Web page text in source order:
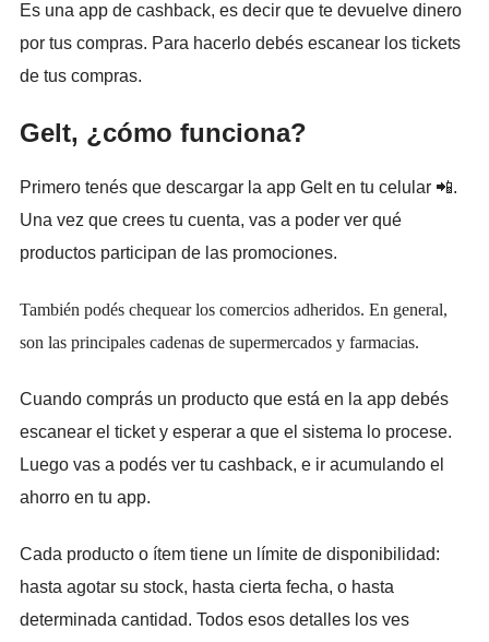
Es una app de cashback, es decir que te devuelve dinero
por tus compras. Para hacerlo debés escanear los tickets
de tus compras.
Gelt, ¿cómo funciona?
Primero tenés que descargar la app Gelt en tu celular 📲.
Una vez que crees tu cuenta, vas a poder ver qué
productos participan de las promociones.
También podés chequear los comercios adheridos. En general,
son las principales cadenas de supermercados y farmacias.
Cuando comprás un producto que está en la app debés
escanear el ticket y esperar a que el sistema lo procese.
Luego vas a podés ver tu cashback, e ir acumulando el
ahorro en tu app.
Cada producto o ítem tiene un límite de disponibilidad:
hasta agotar su stock, hasta cierta fecha, o hasta
determinada cantidad. Todos esos detalles los ves